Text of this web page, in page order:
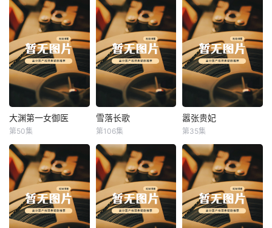
大渊第一女御医
大渊第一女御医
第50集
雪落长歌
雪落长歌
第106集
嚣张贵妃
嚣张贵妃
第35集